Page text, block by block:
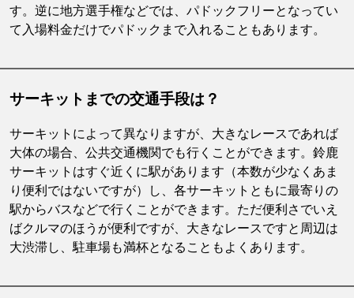
す。逆に地方選手権などでは、パドックフリーとなってい
て入場料金だけでパドックまで入れることもあります。
サーキットまでの交通手段は？
サーキットによって異なりますが、大きなレースであれば
大体の場合、公共交通機関でも行くことができます。鈴鹿
サーキットはすぐ近くに駅があります（本数が少なくあま
り便利ではないですが）し、各サーキットともに最寄りの
駅からバスなどで行くことができます。ただ便利さでいえ
ばクルマのほうが便利ですが、大きなレースですと周辺は
大渋滞し、駐車場も満杯となることもよくあります。